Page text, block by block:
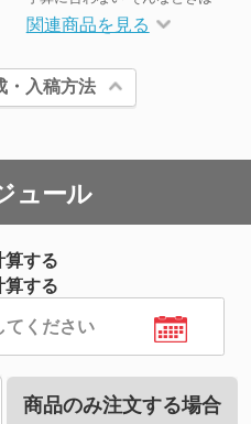
関連商品を見る
・入稿方法
ュール
する
する
商品のみ注文する場合